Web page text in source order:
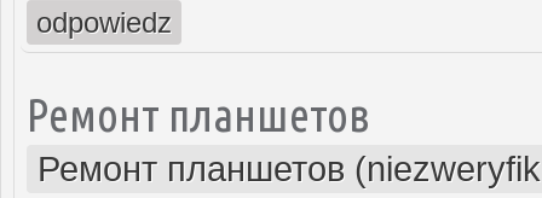
odpowiedz
Ремонт планшетов
Ремонт планшетов